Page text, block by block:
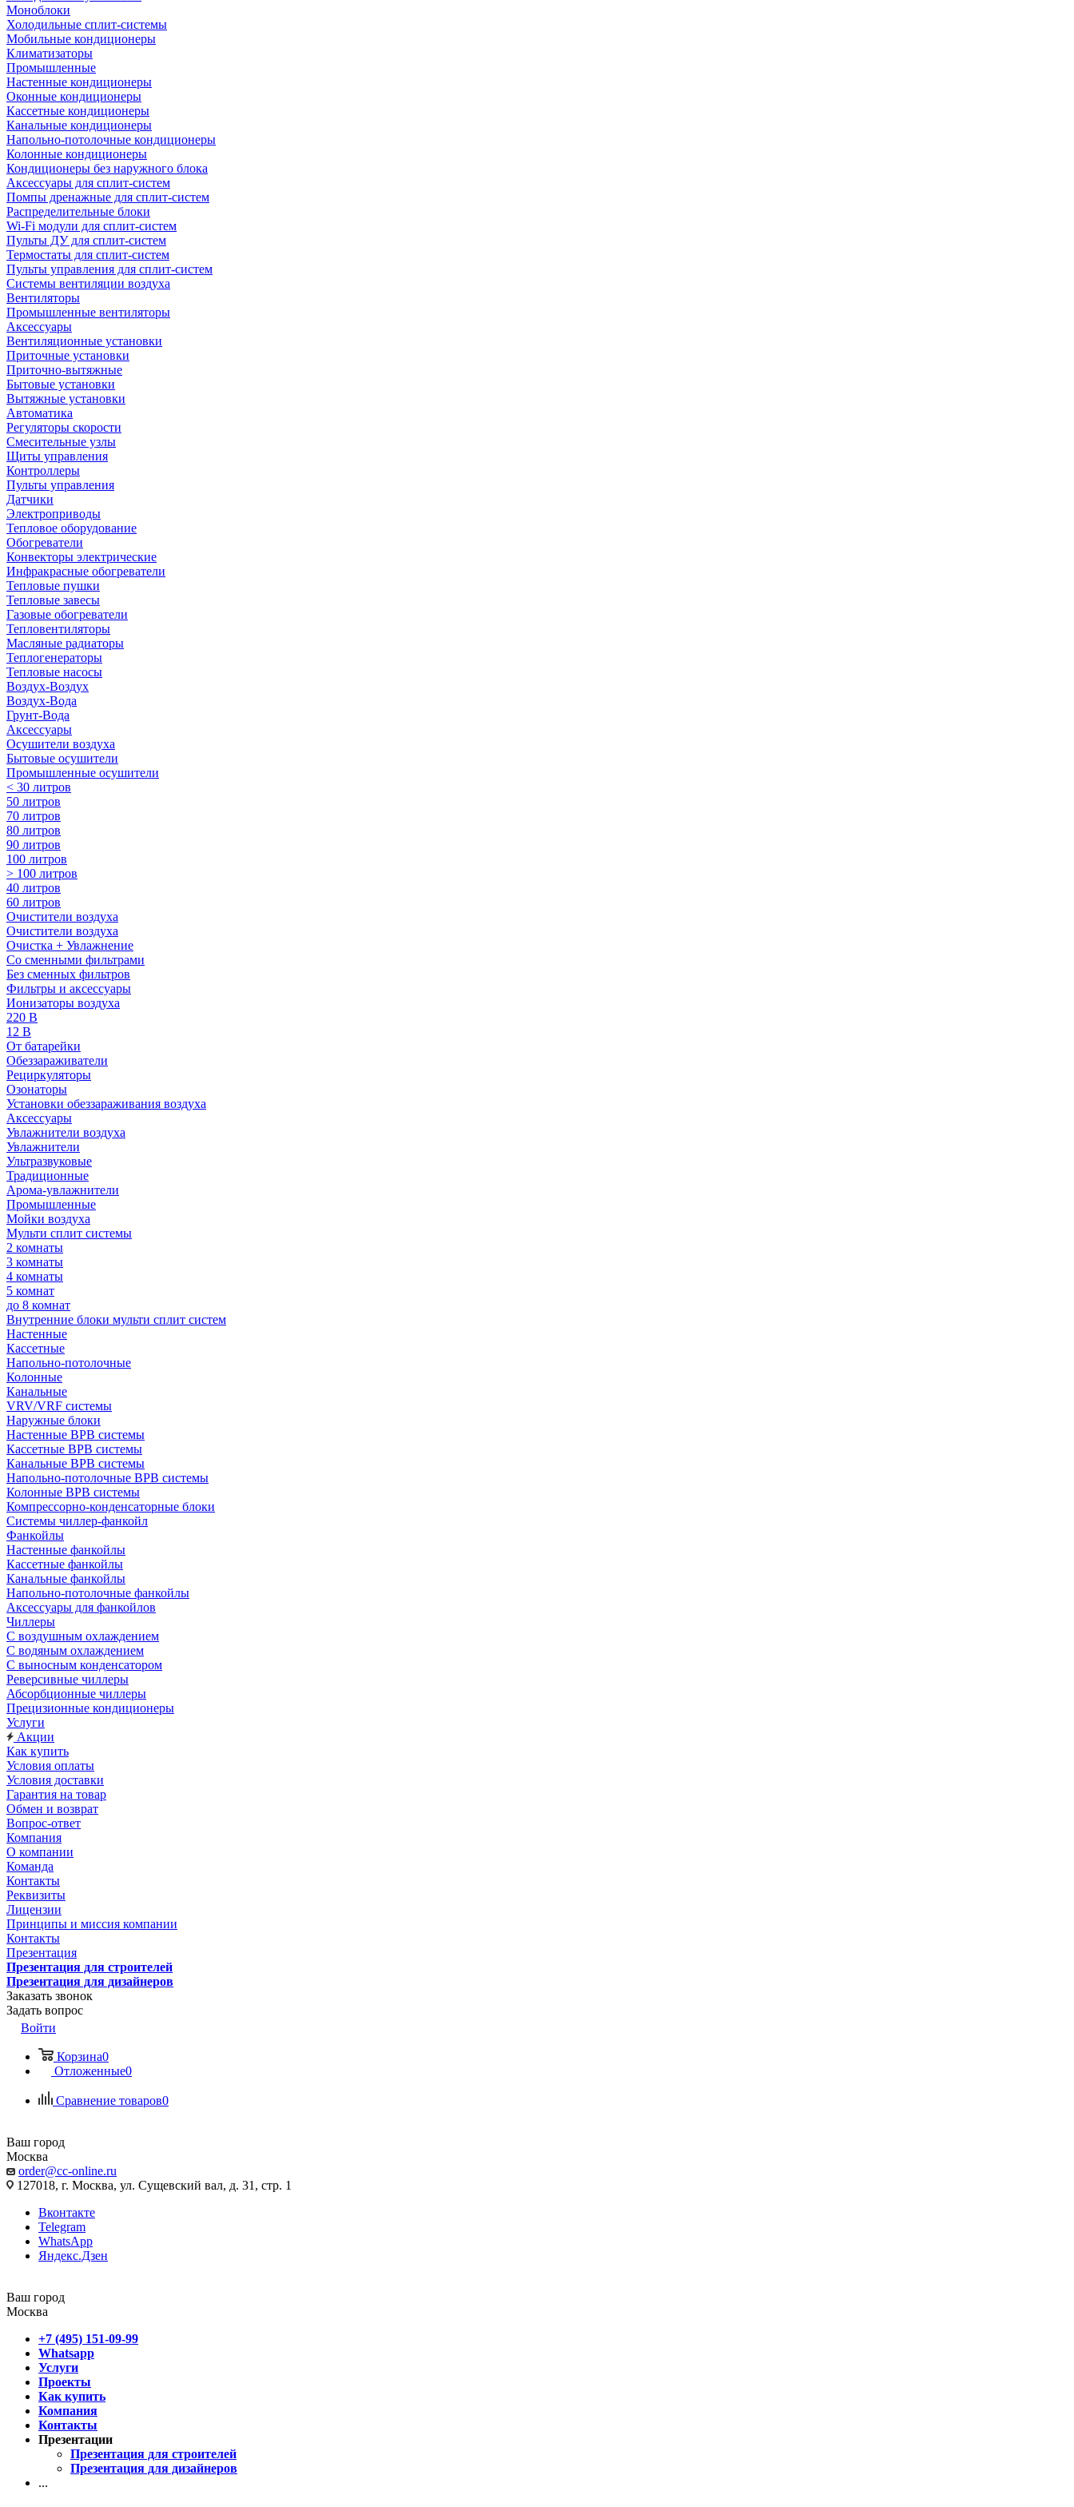
Моноблоки
Холодильные сплит-системы
Мобильные кондиционеры
Климатизаторы
Промышленные
Настенные кондиционеры
Оконные кондиционеры
Кассетные кондиционеры
Канальные кондиционеры
Напольно-потолочные кондиционеры
Колонные кондиционеры
Кондиционеры без наружного блока
Аксессуары для сплит-систем
Помпы дренажные для сплит-систем
Распределительные блоки
Wi-Fi модули для сплит-систем
Пульты ДУ для сплит-систем
Термостаты для сплит-систем
Пульты управления для сплит-систем
Системы вентиляции воздуха
Вентиляторы
Промышленные вентиляторы
Аксессуары
Вентиляционные установки
Приточные установки
Приточно-вытяжные
Бытовые установки
Вытяжные установки
Автоматика
Регуляторы скорости
Смесительные узлы
Щиты управления
Контроллеры
Пульты управления
Датчики
Электроприводы
Тепловое оборудование
Обогреватели
Конвекторы электрические
Инфракрасные обогреватели
Тепловые пушки
Тепловые завесы
Газовые обогреватели
Тепловентиляторы
Масляные радиаторы
Теплогенераторы
Тепловые насосы
Воздух-Воздух
Воздух-Вода
Грунт-Вода
Аксессуары
Осушители воздуха
Бытовые осушители
Промышленные осушители
< 30 литров
50 литров
70 литров
80 литров
90 литров
100 литров
> 100 литров
40 литров
60 литров
Очистители воздуха
Очистители воздуха
Очистка + Увлажнение
Cо сменными фильтрами
Без сменных фильтров
Фильтры и аксессуары
Ионизаторы воздуха
220 В
12 В
От батарейки
Обеззараживатели
Рециркуляторы
Озонаторы
Установки обеззараживания воздуха
Аксессуары
Увлажнители воздуха
Увлажнители
Ультразвуковые
Традиционные
Арома-увлажнители
Промышленные
Мойки воздуха
Мульти сплит системы
2 комнаты
3 комнаты
4 комнаты
5 комнат
до 8 комнат
Внутренние блоки мульти сплит систем
Настенные
Кассетные
Напольно-потолочные
Колонные
Канальные
VRV/VRF системы
Наружные блоки
Настенные ВРВ системы
Кассетные ВРВ системы
Канальные ВРВ системы
Напольно-потолочные ВРВ системы
Колонные ВРВ системы
Компрессорно-конденсаторные блоки
Системы чиллер-фанкойл
Фанкойлы
Настенные фанкойлы
Кассетные фанкойлы
Канальные фанкойлы
Напольно-потолочные фанкойлы
Аксессуары для фанкойлов
Чиллеры
С воздушным охлаждением
С водяным охлаждением
С выносным конденсатором
Реверсивные чиллеры
Абсорбционные чиллеры
Прецизионные кондиционеры
Услуги
Акции
Как купить
Условия оплаты
Условия доставки
Гарантия на товар
Обмен и возврат
Вопрос-ответ
Компания
О компании
Команда
Контакты
Реквизиты
Лицензии
Принципы и миссия компании
Контакты
Презентация
Презентация для строителей
Презентация для дизайнеров
Заказать звонок
Задать вопрос
Войти
Корзина0
Отложенные0
Сравнение товаров0
Ваш город
Москва
order@cc-online.ru
127018, г. Москва, ул. Сущевский вал, д. 31, стр. 1
Вконтакте
Telegram
WhatsApp
Яндекс.Дзен
Ваш город
Москва
+7 (495) 151-09-99
Whatsapp
Услуги
Проекты
Как купить
Компания
Контакты
Презентации
Презентация для строителей
Презентация для дизайнеров
...